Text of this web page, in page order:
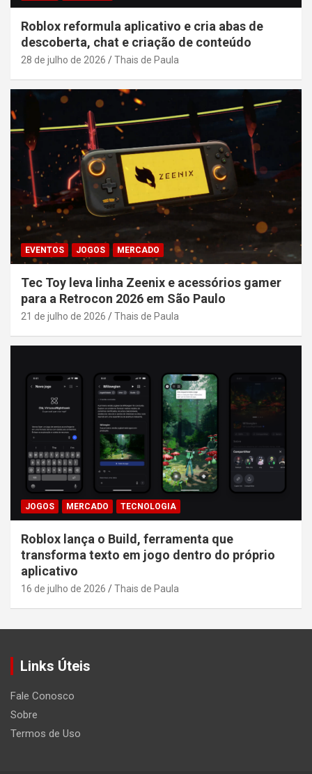
Roblox reformula aplicativo e cria abas de
descoberta, chat e criação de conteúdo
28 de julho de 2026 Thais de Paula
EVENTOS JOGOS MERCADO
Tec Toy leva linha Zeenix e acessórios gamer
para a Retrocon 2026 em São Paulo
21 de julho de 2026 Thais de Paula
JOGOS MERCADO TECNOLOGIA
Roblox lança o Build, ferramenta que
transforma texto em jogo dentro do próprio
aplicativo
16 de julho de 2026 Thais de Paula
Links Úteis
Fale Conosco
Sobre
Termos de Uso